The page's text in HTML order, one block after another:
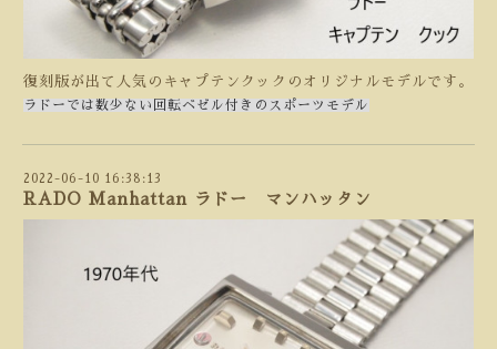
復刻版が出て人気のキャプテンクックのオリジナルモデルです。
ラドーでは数少ない回転ベゼル付きのスポーツモデル
2022-06-10 16:38:13
RADO Manhattan ラドー マンハッタン